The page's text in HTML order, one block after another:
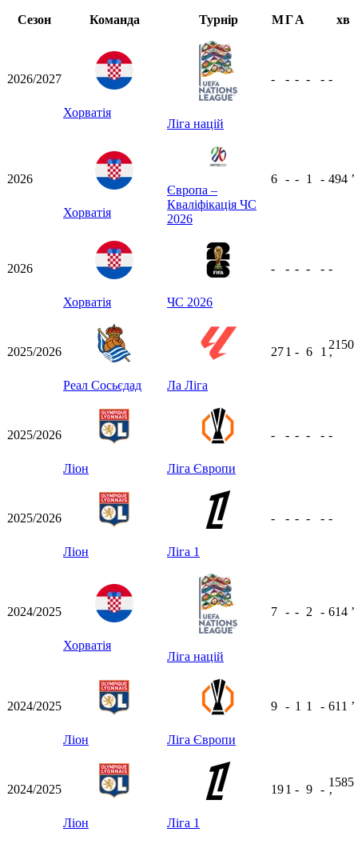
Сезон
Команда Турнір МГА хв
2026/2027
Хорватія
Ліга націй
- - - - - -
2026
Хорватія
Європа –
Кваліфікація ЧС
2026
6 - - 1 - 494 ʼ
2026
Хорватія ЧС 2026
- - - - - -
2025/2026
Реал Сосьєдад Ла Ліга
271 - 6 1
2150
ʼ
2025/2026
Ліон Ліга Європи
- - - - - -
2025/2026
Ліон Ліга 1
- - - - - -
2024/2025
Хорватія
Ліга націй
7 - - 2 - 614 ʼ
2024/2025
Ліон Ліга Європи
9 - 1 1 - 611 ʼ
2024/2025
Ліон Ліга 1
191 - 9 -
1585
ʼ